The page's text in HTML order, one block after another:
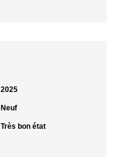
2025
Neuf
Très bon état